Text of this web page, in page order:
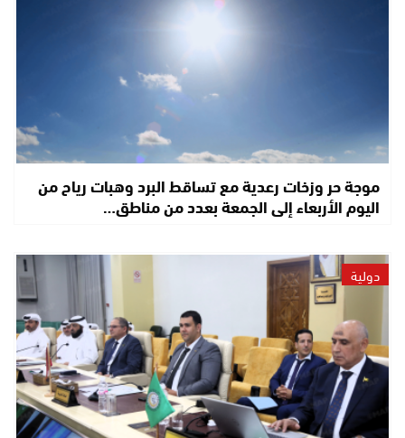
موجة حر وزخات رعدية مع تساقط البرد وهبات رياح من
اليوم الأربعاء إلى الجمعة بعدد من مناطق…
دولية